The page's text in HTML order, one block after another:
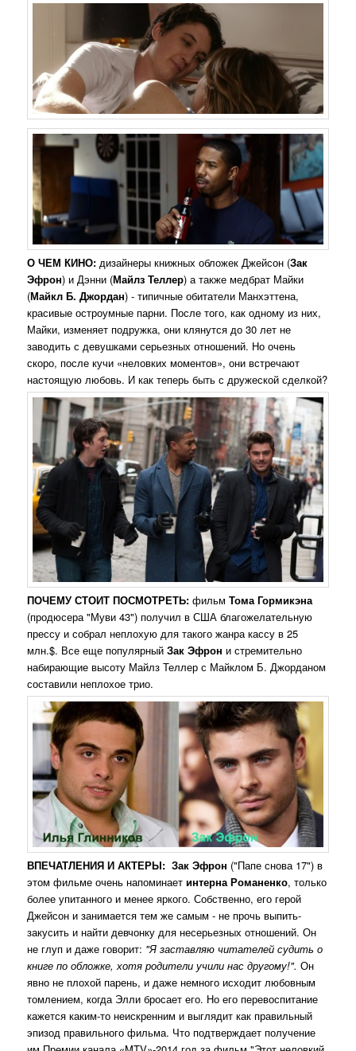
О ЧЕМ КИНО: дизайнеры книжных обложек Джейсон (Зак
Эфрон) и Дэнни (Майлз Теллер) а также медбрат Майки
(Майкл Б. Джордан) - типичные обитатели Манхэттена,
красивые остроумные парни. После того, как одному из них,
Майки, изменяет подружка, они клянутся до 30 лет не
заводить с девушками серьезных отношений. Но очень
скоро, после кучи «неловких моментов», они встречают
настоящую любовь. И как теперь быть с дружеской сделкой?
ПОЧЕМУ СТОИТ ПОСМОТРЕТЬ: фильмТома Гормикэна
(продюсера "Муви 43") получил в США благожелательную
прессу и собрал неплохую для такого жанра кассу в 25
млн.$. Все еще популярныйЗак Эфрони стремительно
набирающие высоту Майлз Теллер с Майклом Б. Джорданом
составили неплохое трио.
ВПЕЧАТЛЕНИЯ И АКТЕРЫ: Зак Эфрон ("Папе снова 17") в
этом фильме очень напоминаетинтерна Романенко, только
более упитанного и менее яркого. Собственно, его герой
Джейсон и занимается тем же самым - не прочь выпить-
закусить и найти девчонку для несерьезных отношений. Он
не глуп и даже говорит: "Я заставляю читателей судить о
книге по обложке, хотя родители учили нас другому!".Он
явно не плохой парень, и даже немного исходит любовным
томлением, когда Элли бросает его. Но его перевоспитание
кажется каким-то неискренним и выглядит как правильный
эпизод правильного фильма. Что подтверждает получение